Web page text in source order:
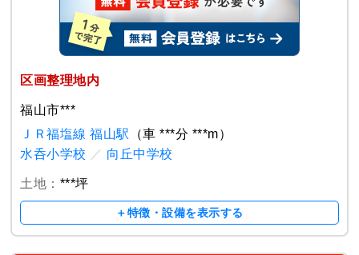
区画整理地内
福山市***
ＪＲ福塩線 福山駅
（車 ***分 ***m）
水呑小学校 ／ 向丘中学校
土地： ***坪
＋特徴・設備を表示する